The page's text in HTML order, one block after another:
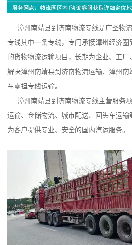
漳州南靖县到济南物流专线是广圣物
专线其中一条专线，专门承接漳州经济
的货物物流运输项目，长期为企业、工厂
解决漳州南靖县到济南物流运输、漳州
车零担专线运输。
漳州南靖县到济南物流专线主营服务
运输、仓储物流、城市配送、回头车运输
为客户提供专业、安全的国内汽运服务。